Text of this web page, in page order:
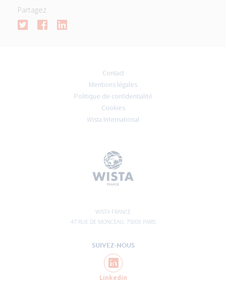
Partagez
Contact
Mentions légales
Politique de confidentialité
Cookies
Wista International
WISTA FRANCE
47 RUE DE MONCEAU, 75008 PARIS
SUIVEZ-NOUS
Linkedin